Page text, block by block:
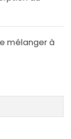
mélanger à